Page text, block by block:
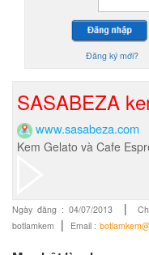
Đăng ký mới?
SASABEZA
www.sasabeza.com
Kem Gelato và Cafe
Ngày đăng : 04/07/2013 |
botlamkem
| Email :